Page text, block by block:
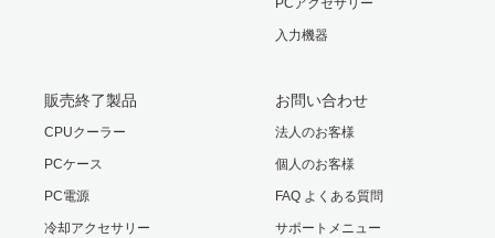
PCアクセサリー
入力機器
販売終了製品
CPUクーラー
PCケース
PC電源
冷却アクセサリー
お問い合わせ
法人のお客様
個人のお客様
FAQ よくある質問
サポートメニュー